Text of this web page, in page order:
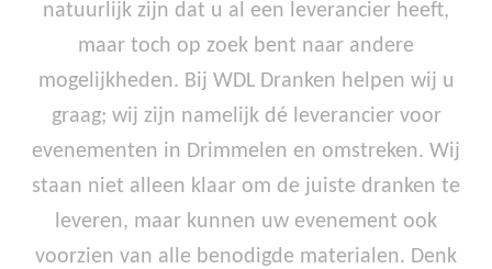
natuurlijk zijn dat u al een leverancier heeft,
maar toch op zoek bent naar andere
mogelijkheden. Bij WDL Dranken helpen wij u
graag; wij zijn namelijk dé leverancier voor
evenementen in Drimmelen en omstreken. Wij
staan niet alleen klaar om de juiste dranken te
leveren, maar kunnen uw evenement ook
voorzien van alle benodigde materialen. Denk